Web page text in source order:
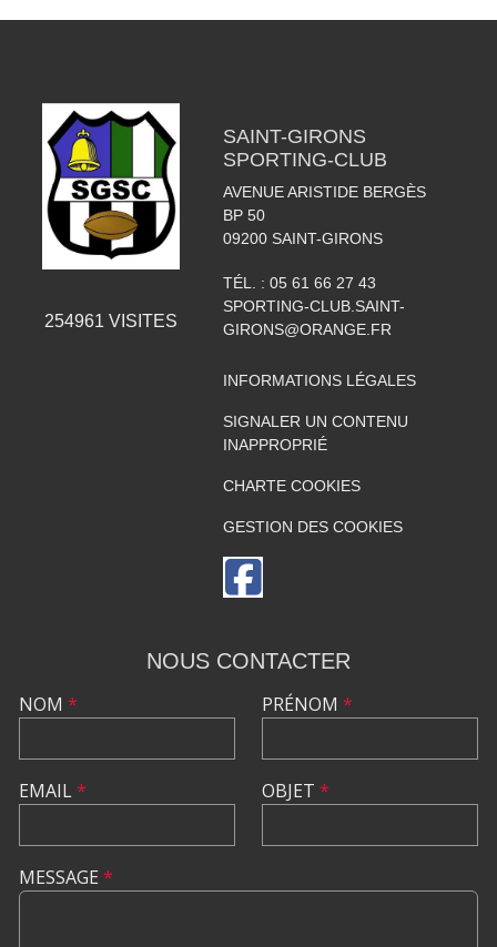
254961 VISITES
SAINT-GIRONS
SPORTING-CLUB
AVENUE ARISTIDE BERGÈS
BP 50
09200 SAINT-GIRONS
TÉL. : 05 61 66 27 43
SPORTING-CLUB.SAINT-
GIRONS@ORANGE.FR
INFORMATIONS LÉGALES
SIGNALER UN CONTENU
INAPPROPRIÉ
CHARTE COOKIES
GESTION DES COOKIES
NOUS CONTACTER
NOM *
EMAIL*
PRÉNOM *
OBJET *
MESSAGE *